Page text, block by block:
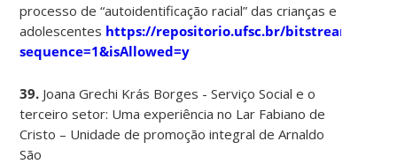
processo de “autoidentificação racial” das crianças e
adolescentes https://repositorio.ufsc.br/bitstream/
sequence=1&isAllowed=y
39. Joana Grechi Krás Borges - Serviço Social e o
terceiro setor: Uma experiência no Lar Fabiano de
Cristo – Unidade de promoção integral de Arnaldo
São